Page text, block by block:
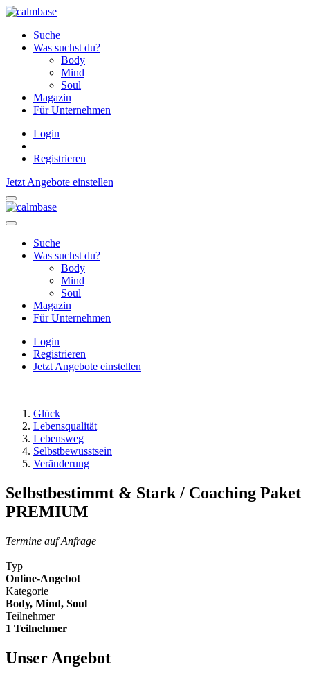
Suche
Was suchst du?
Body
Mind
Soul
Magazin
Für Unternehmen
Login
Registrieren
Jetzt Angebote einstellen
Suche
Was suchst du?
Body
Mind
Soul
Magazin
Für Unternehmen
Login
Registrieren
Jetzt Angebote einstellen
Glück
Lebensqualität
Lebensweg
Selbstbewusstsein
Veränderung
Selbstbestimmt & Stark / Coaching Paket
PREMIUM
Termine auf Anfrage
Typ
Online-Angebot
Kategorie
Body, Mind, Soul
Teilnehmer
1 Teilnehmer
Unser Angebot